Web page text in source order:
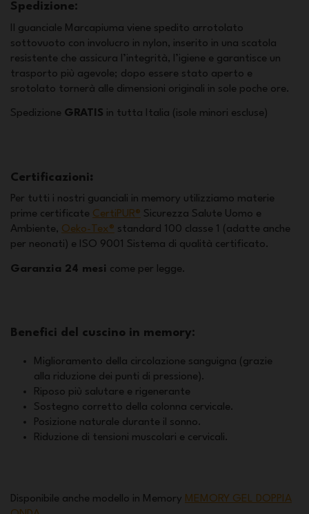
Spedizione:
Il guanciale Marcapiuma viene spedito arrotolato
sottovuoto con involucro in nylon, inserito in una scatola
resistente che assicura l’integrità, l’igiene e garantisce un
trasporto più agevole; dopo essere stato aperto e
srotolato tornerà alle dimensioni originali in sole poche ore.
Spedizione GRATIS in tutta Italia (isole minori escluse)
Certificazioni:
Per tutti i nostri guanciali in memory utilizziamo materie
prime certificate CertiPUR® Sicurezza Salute Uomo e
Ambiente, Oeko-Tex® standard 100 classe 1 (adatte anche
per neonati) e ISO 9001 Sistema di qualità certificato.
Garanzia 24 mesi come per legge.
Benefici del cuscino in memory:
Miglioramento della circolazione sanguigna (grazie
alla riduzione dei punti di pressione).
Riposo più salutare e rigenerante
Sostegno corretto della colonna cervicale.
Posizione naturale durante il sonno.
Riduzione di tensioni muscolari e cervicali.
Disponibile anche modello in Memory MEMORY GEL DOPPIA